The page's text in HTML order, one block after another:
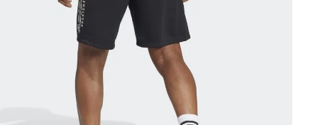
ZAPATILLAS
TACOS
TAQUILLOS
PREDATOR